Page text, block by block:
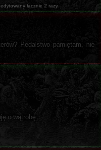
, edytowany łącznie 2 razy.
Pedalstwo pamiętam, nie
o wątrobę.